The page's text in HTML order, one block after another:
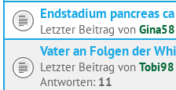
Endstadium pancreas
Letzter Beitrag von Gina58
Vater an Folgen der
Letzter Beitrag von Tobi98
Antworten: 11